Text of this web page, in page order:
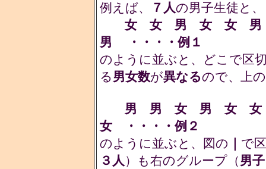
例えば、 ７人の男子生徒と、
女 女 男 女 女
男 ・・・・例１
のように並ぶと、どこで区
る男女数が異なるので、上
男 男 女 男 女
女 ・・・・例２
のように並ぶと、図の
で
３人）も右のグループ（男